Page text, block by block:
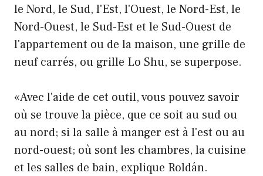
le Nord, le Sud, l'Est, l'Ouest, le Nord-Est, le
Nord-Ouest, le Sud-Est et le Sud-Ouest de
l'appartement ou de la maison, une grille de
neuf carrés, ou grille Lo Shu, se superpose.
«Avec l'aide de cet outil, vous pouvez savoir
où se trouve la pièce, que ce soit au sud ou
au nord; si la salle à manger est à l'est ou au
nord-ouest; où sont les chambres, la cuisine
et les salles de bain, explique Roldán.